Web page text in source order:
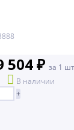
504 ₽ за 1 шт
В наличии
+